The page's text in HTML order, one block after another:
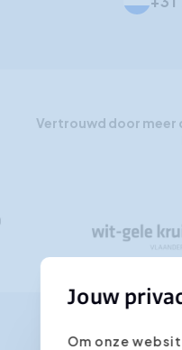
Vertrouwd door meer
Jouw
Om onze